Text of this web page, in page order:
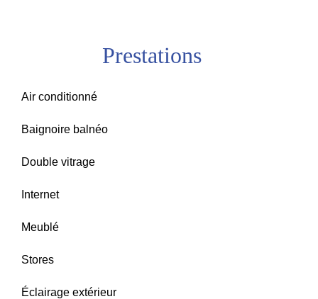
Prestations
Air conditionné
Baignoire balnéo
Double vitrage
Internet
Meublé
Stores
Éclairage extérieur